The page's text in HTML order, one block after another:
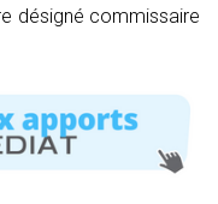
désigné commissaire